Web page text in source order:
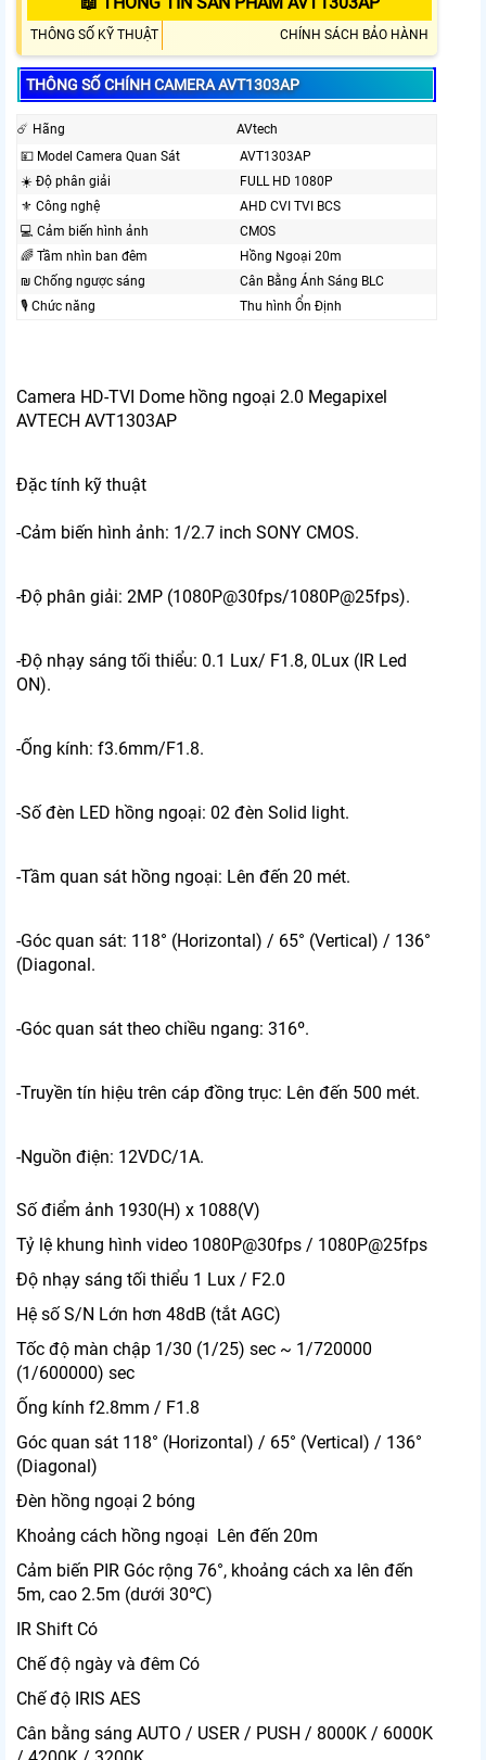
THÔNG SỐ KỸ THUẬT CHÍNH SÁCH BẢO HÀNH
THÔNG SỐ CHÍNH CAMERA AVT1303AP
☄️ Hãng
AVtech
💴 Model Camera Quan Sát
AVT1303AP
☀️ Độ phân giải
FULL HD 1080P
⚜️ Công nghệ
AHD CVI TVI BCS
💻 Cảm biến hình ảnh
CMOS
🌈 Tầm nhìn ban đêm
Hồng Ngoại 20m
₪ Chống ngược sáng
Cân Bằng Ánh Sáng BLC
🎙 Chức năng
Thu hình Ổn Định
Camera HD-TVI Dome hồng ngoại 2.0 Megapixel
AVTECH AVT1303AP
Đặc tính kỹ thuật
-Cảm biến hình ảnh: 1/2.7 inch SONY CMOS.
-Độ phân giải: 2MP (1080P@30fps/1080P@25fps).
-Độ nhạy sáng tối thiểu: 0.1 Lux/ F1.8, 0Lux (IR Led
ON).
-Ống kính: f3.6mm/F1.8.
-Số đèn LED hồng ngoại: 02 đèn Solid light.
-Tầm quan sát hồng ngoại: Lên đến 20 mét.
-Góc quan sát: 118° (Horizontal) / 65° (Vertical) / 136°
(Diagonal.
-Góc quan sát theo chiều ngang: 316º.
-Truyền tín hiệu trên cáp đồng trục: Lên đến 500 mét.
-Nguồn điện: 12VDC/1A.
Số điểm ảnh 1930(H) x 1088(V)
Tỷ lệ khung hình video 1080P@30fps / 1080P@25fps
Độ nhạy sáng tối thiểu 1 Lux / F2.0
Hệ số S/N Lớn hơn 48dB (tắt AGC)
Tốc độ màn chập 1/30 (1/25) sec ~ 1/720000
(1/600000) sec
Ống kính f2.8mm / F1.8
Góc quan sát 118° (Horizontal) / 65° (Vertical) / 136°
(Diagonal)
Đèn hồng ngoại 2 bóng
Khoảng cách hồng ngoại Lên đến 20m
Cảm biến PIR Góc rộng 76°, khoảng cách xa lên đến
5m, cao 2.5m (dưới 30℃)
IR Shift Có
Chế độ ngày và đêm Có
Chế độ IRIS AES
Cân bằng sáng AUTO / USER / PUSH / 8000K / 6000K